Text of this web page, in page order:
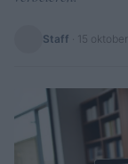
Staff 15